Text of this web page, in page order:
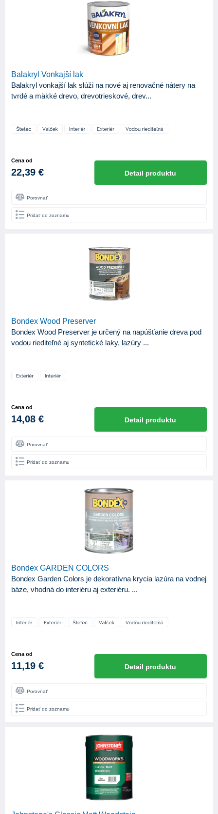
Balakryl Vonkajší lak
Balakryl vonkajší lak slúži na nové aj renovačné nátery na
tvrdé a mäkké drevo, drevotrieskové, drev...
Cena od
22,39 € Detail produktu
Porovnať
Pridať do zoznamu
Bondex Wood Preserver
Bondex Wood Preserver je určený na napúšťanie dreva pod
vodou riediteľné aj syntetické laky, lazúry ...
Cena od
14,08 € Detail produktu
Porovnať
Pridať do zoznamu
Bondex GARDEN COLORS
Bondex Garden Colors je dekoratívna krycia lazúra na vodnej
báze, vhodná do interiéru aj exteriéru. ...
Cena od
11,19 € Detail produktu
Porovnať
Pridať do zoznamu